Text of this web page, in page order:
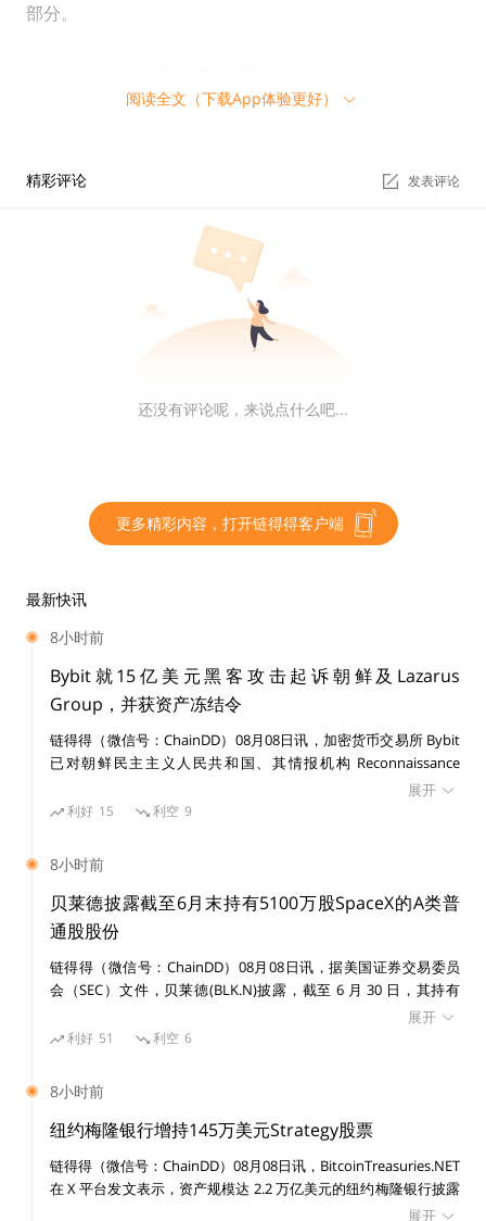
部分。
（AVM）来模拟EVM，它的一些内部逻辑在EVM不一致
机，所以可以实现以太坊高度兼容。
值得一提的是，Geth是抛弃了旧方案积累的堆栈（用自
己定制的语言mini来实现自定义逻辑），直接另起炉灶
用Go语言编写的，大部分开发工作都是借鉴了现有的开
Layer2的任务有两个——执行和证明，这是两个侧重
点，无法兼顾，因此Nitro用不同的代码来实现。
不过都是同一套源代码，刚才提到的让矿工去执行交易的
节点软件Geth用的是源代码，执行速度更快。
但是关于欺诈证明的代码，则编译为二进制的wasm格
式，特点是可移植、体积小、加载快并且兼容Web。而
且Nitro又对wasm格式进行了微调，让它更适合与链交
在WASM代码上进行Arbitrum的交互式欺诈证明，就取
言和工具来构建和编译。
互相检举的交互式欺诈证明
Nitro采用的证明系统是他们首创的「交互式欺诈证
简单来说，所有的交易完成后还要预留7天时间接受验证
者的检查（是否为欺诈或无效），如果确实有问题那就重
新执行。
阅读全文（下载App体验更好）
精彩评论 发表评论
还没有评论呢，来说点什么吧...
更多精彩内容，打开链得得客户端
最新快讯
8小时前
Bybit就15亿美元黑客攻击起诉朝鲜及Lazarus
Group，并获资产冻结令
链得得（微信号：ChainDD）08月08日讯，加密货币交易所 Bybit
已对朝鲜民主主义人民共和国、其情报机构 Reconnaissance
General Bureau（RGB）及受国家制裁的黑客组织 Lazarus Group
提起民事诉讼，涉及一宗价值 15 亿美元的黑客攻击事件。 美国联
识别资产。
展开
利好 15 利空 9
8小时前
贝莱德披露截至6月末持有5100万股SpaceX的A类普
通股股份
链得得（微信号：ChainDD）08月08日讯，据美国证券交易委员
会（SEC）文件，贝莱德(BLK.N)披露，截至 6 月 30 日，其持有
展开
利好 51 利空 6
8小时前
纽约梅隆银行增持145万美元Strategy股票
链得得（微信号：ChainDD）08月08日讯，BitcoinTreasuries.NET
在 X 平台发文表示，资产规模达 2.2 万亿美元的纽约梅隆银行披露
增持 14,630 股 Strategy 股票，价值 145 万美元。目前其持有
展开